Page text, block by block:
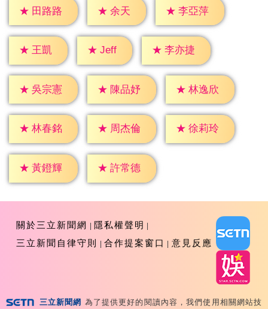
★ 田路路 ★ 余天 ★ 李亞萍
★ 王凱 ★ Jeff ★ 李亦捷
★ 吳宗憲 ★ 陳品妤 ★ 林逸欣
★ 林春銘 ★ 周杰倫 ★ 徐莉玲
★ 黃鐙輝 ★ 許常德
關於三立新聞網
隱私權聲明
三立新聞自律守則
合作提案窗口 意見反應
三立新聞網 為了提供更好的閱讀內容，我們使用相關網站技